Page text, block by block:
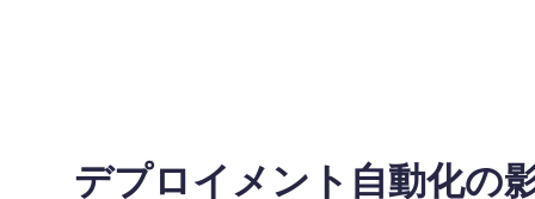
デプロイメント自動化の